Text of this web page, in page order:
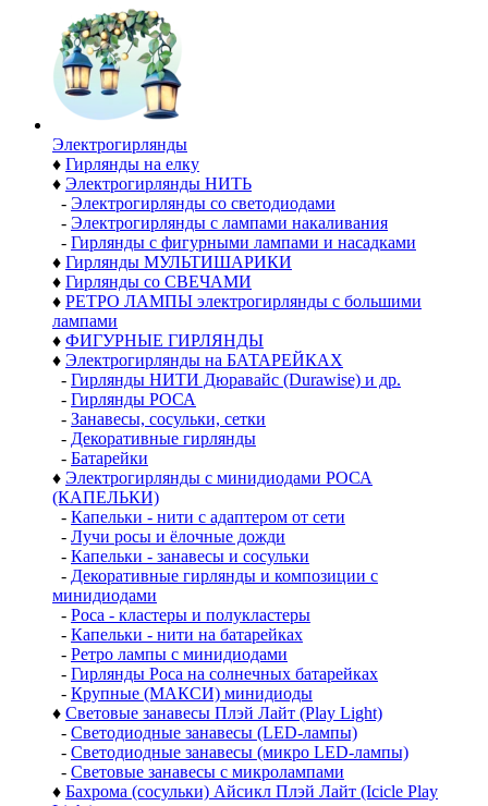
Электро­гирлянды
♦ Гирлянды на елку
♦ Электрогирлянды НИТЬ
- Электрогирлянды со светодиодами
- Электрогирлянды с лампами накаливания
- Гирлянды с фигурными лампами и насадками
♦ Гирлянды МУЛЬТИШАРИКИ
♦ Гирлянды со СВЕЧАМИ
♦ РЕТРО ЛАМПЫ электрогирлянды с большими
лампами
♦ ФИГУРНЫЕ ГИРЛЯНДЫ
♦ Электрогирлянды на БАТАРЕЙКАХ
- Гирлянды НИТИ Дюравайс (Durawise) и др.
- Гирлянды РОСА
- Занавесы, сосульки, сетки
- Декоративные гирлянды
- Батарейки
♦ Электрогирлянды с минидиодами РОСА
(КАПЕЛЬКИ)
- Капельки - нити с адаптером от сети
- Лучи росы и ёлочные дожди
- Капельки - занавесы и сосульки
- Декоративные гирлянды и композиции с
минидиодами
- Роса - кластеры и полукластеры
- Капельки - нити на батарейках
- Ретро лампы с минидиодами
- Гирлянды Роса на солнечных батарейках
- Крупные (МАКСИ) минидиоды
♦ Световые занавесы Плэй Лайт (Play Light)
- Светодиодные занавесы (LED-лампы)
- Светодиодные занавесы (микро LED-лампы)
- Световые занавесы с микролампами
♦ Бахрома (сосульки) Айсикл Плэй Лайт (Icicle Play